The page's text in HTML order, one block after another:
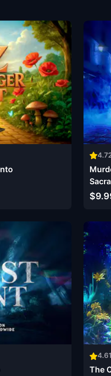
4.61
The